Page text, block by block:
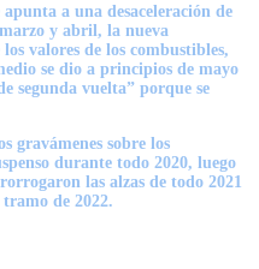
a una desaceleración de
y abril, la nueva
valores de los combustibles,
se dio a principios de mayo
segunda vuelta” porque se
gravámenes sobre los
durante todo 2020, luego
las alzas de todo 2021
de 2022.